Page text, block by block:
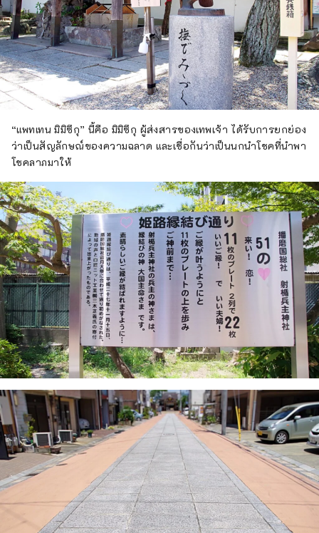
“แพทเทน มิมิซึกุ” นี้คือ มิมิซึกุ ผู้ส่งสารของเทพเจ้า ได้รับการยกย่อง
ว่าเป็นสัญลักษณ์ของความฉลาด และเชื่อกันว่าเป็นนกนำโชคที่นำพา
โชคลาภมาให้